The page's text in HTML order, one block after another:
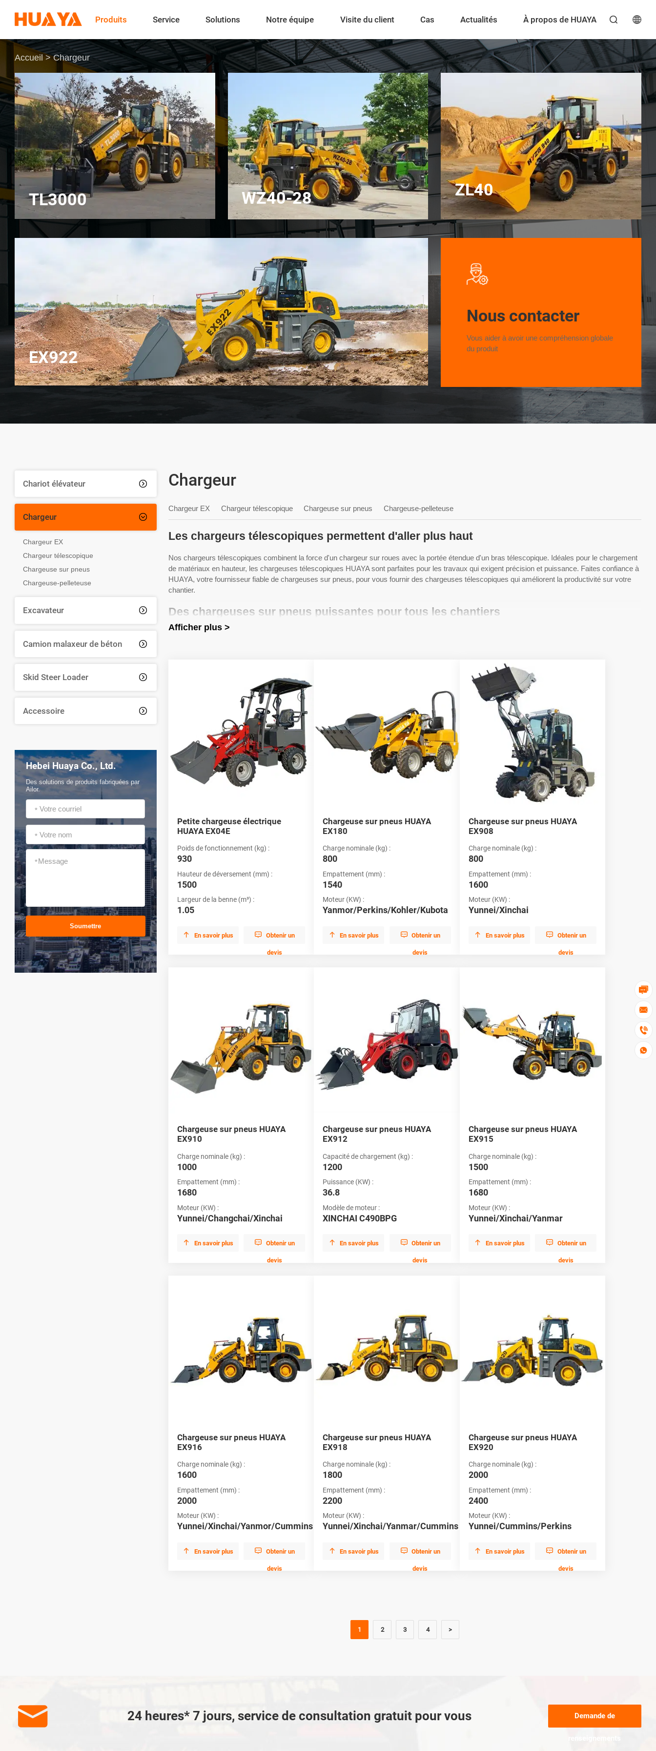
Produits Service Solutions Notre équipe Visite du client Cas Actualités À propos de HUAYA 




Accueil >Chargeur
TL3000 WZ40-28 ZL40
EX922
Nous contacter
Vous aider à avoir une compréhension globale
du produit
Chariot élévateur 
Chargeur 
Chargeur EX
Chargeur télescopique
Chargeuse sur pneus
Chargeuse-pelleteuse
Excavateur 
Camion malaxeur de béton 
Skid Steer Loader 
Accessoire 
Hebei Huaya Co., Ltd.
Des solutions de produits fabriquées par
Ailor.
*
*
*
Soumettre
Chargeur
Chargeur EX Chargeur télescopique Chargeuse sur pneus Chargeuse-pelleteuse
Les chargeurs télescopiques permettent d'aller plus haut
Nos chargeurs télescopiques combinent la force d'un chargeur sur roues avec la portée étendue d'un bras télescopique. Idéales pour le chargement
de matériaux en hauteur, les chargeuses télescopiques HUAYA sont parfaites pour les travaux qui exigent précision et puissance. Faites confiance à
HUAYA, votre fournisseur fiable de chargeuses sur pneus, pour vous fournir des chargeuses télescopiques qui améliorent la productivité sur votre
chantier.
Des chargeuses sur pneus puissantes pour tous les chantiers
En tant que fournisseur leader de chargeuses sur pneus, HUAYA propose des chargeuses sur pneus de qualité supérieure conçues pour s'attaquer
Des chargeuses-pelleteuses polyvalentes pour des tâches multiples
Les chargeuses-pelleteuses HUAYA sont conçues pour être polyvalentes, ce qui en fait un outil essentiel sur tout chantier de construction. Avec la
possibilité de passer de l'excavation au chargement et au levage, nos chargeuses-pelleteuses offrent une flexibilité inégalée. En tant que fournisseur
de chargeuses sur pneus de confiance, nous nous assurons que nos chargeuses-pelleteuses sont équipées pour gérer différentes tâches, ce qui
vous permet d'économiser du temps et des ressources.
Afficher plus >
Petite chargeuse électrique
HUAYA EX04E
Poids de fonctionnement (kg) :
930
Hauteur de déversement (mm) :
1500
Largeur de la benne (m³) :
1.05
 En savoir plus  Obtenir un
devis
Chargeuse sur pneus HUAYA
EX180
Charge nominale (kg) :
800
Empattement (mm) :
1540
Moteur (KW) :
Yanmor/Perkins/Kohler/Kubota
 En savoir plus  Obtenir un
devis
Chargeuse sur pneus HUAYA
EX908
Charge nominale (kg) :
800
Empattement (mm) :
1600
Moteur (KW) :
Yunnei/Xinchai
 En savoir plus  Obtenir un
devis
Chargeuse sur pneus HUAYA
EX910
Charge nominale (kg) :
1000
Empattement (mm) :
1680
Moteur (KW) :
Yunnei/Changchai/Xinchai
 En savoir plus  Obtenir un
devis
Chargeuse sur pneus HUAYA
EX912
Capacité de chargement (kg) :
1200
Puissance (KW) :
36.8
Modèle de moteur :
XINCHAI C490BPG
 En savoir plus  Obtenir un
devis
Chargeuse sur pneus HUAYA
EX915
Charge nominale (kg) :
1500
Empattement (mm) :
1680
Moteur (KW) :
Yunnei/Xinchai/Yanmar
 En savoir plus  Obtenir un
devis
Chargeuse sur pneus HUAYA
EX916
Charge nominale (kg) :
1600
Empattement (mm) :
2000
Moteur (KW) :
Yunnei/Xinchai/Yanmor/Cummins
 En savoir plus  Obtenir un
devis
Chargeuse sur pneus HUAYA
EX918
Charge nominale (kg) :
1800
Empattement (mm) :
2200
Moteur (KW) :
Yunnei/Xinchai/Yanmar/Cummins
 En savoir plus  Obtenir un
devis
Chargeuse sur pneus HUAYA
EX920
Charge nominale (kg) :
2000
Empattement (mm) :
2400
Moteur (KW) :
Yunnei/Cummins/Perkins
 En savoir plus  Obtenir un
devis
1 2 3 4 >
 24 heures* 7 jours, service de consultation gratuit pour vous Demande de